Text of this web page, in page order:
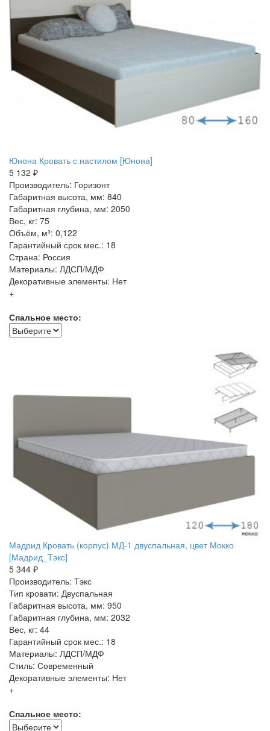
Юнона Кровать с настилом [Юнона]
5 132 ₽
Производитель: Горизонт
Габаритная высота, мм: 840
Габаритная глубина, мм: 2050
Вес, кг: 75
Объём, м³: 0,122
Гарантийный срок мес.: 18
Страна: Россия
Материалы: ЛДСП/МДФ
Декоративные элементы: Нет
+
Спальное место:
Мадрид Кровать (корпус) МД-1 двуспальная, цвет Мокко
[Мадрид_Тэкс]
5 344 ₽
Производитель: Тэкс
Тип кровати: Двуспальная
Габаритная высота, мм: 950
Габаритная глубина, мм: 2032
Вес, кг: 44
Гарантийный срок мес.: 18
Материалы: ЛДСП/МДФ
Стиль: Современный
Декоративные элементы: Нет
+
Спальное место: